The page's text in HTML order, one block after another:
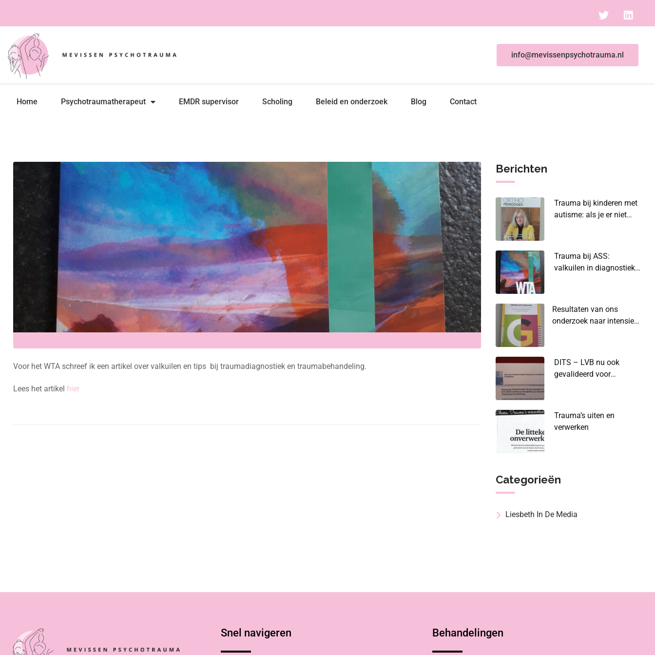
info@mevissenpsychotrauma.nl
Home Psychotraumatherapeut EMDR supervisor Scholing Beleid en onderzoek Blog Contact
Voor het WTA schreef ik een artikel over valkuilen en tips bij traumadiagnostiek en traumabehandeling.
Lees het artikel hier
Berichten
Trauma bij kinderen met
autisme: als je er niet
Trauma bij ASS:
valkuilen in diagnostiek
Resultaten van ons
onderzoek naar intensieve
DITS – LVB nu ook
gevalideerd voor
Trauma’s uiten en
verwerken
Categorieën
Liesbeth In De Media
Snel navigeren Behandelingen